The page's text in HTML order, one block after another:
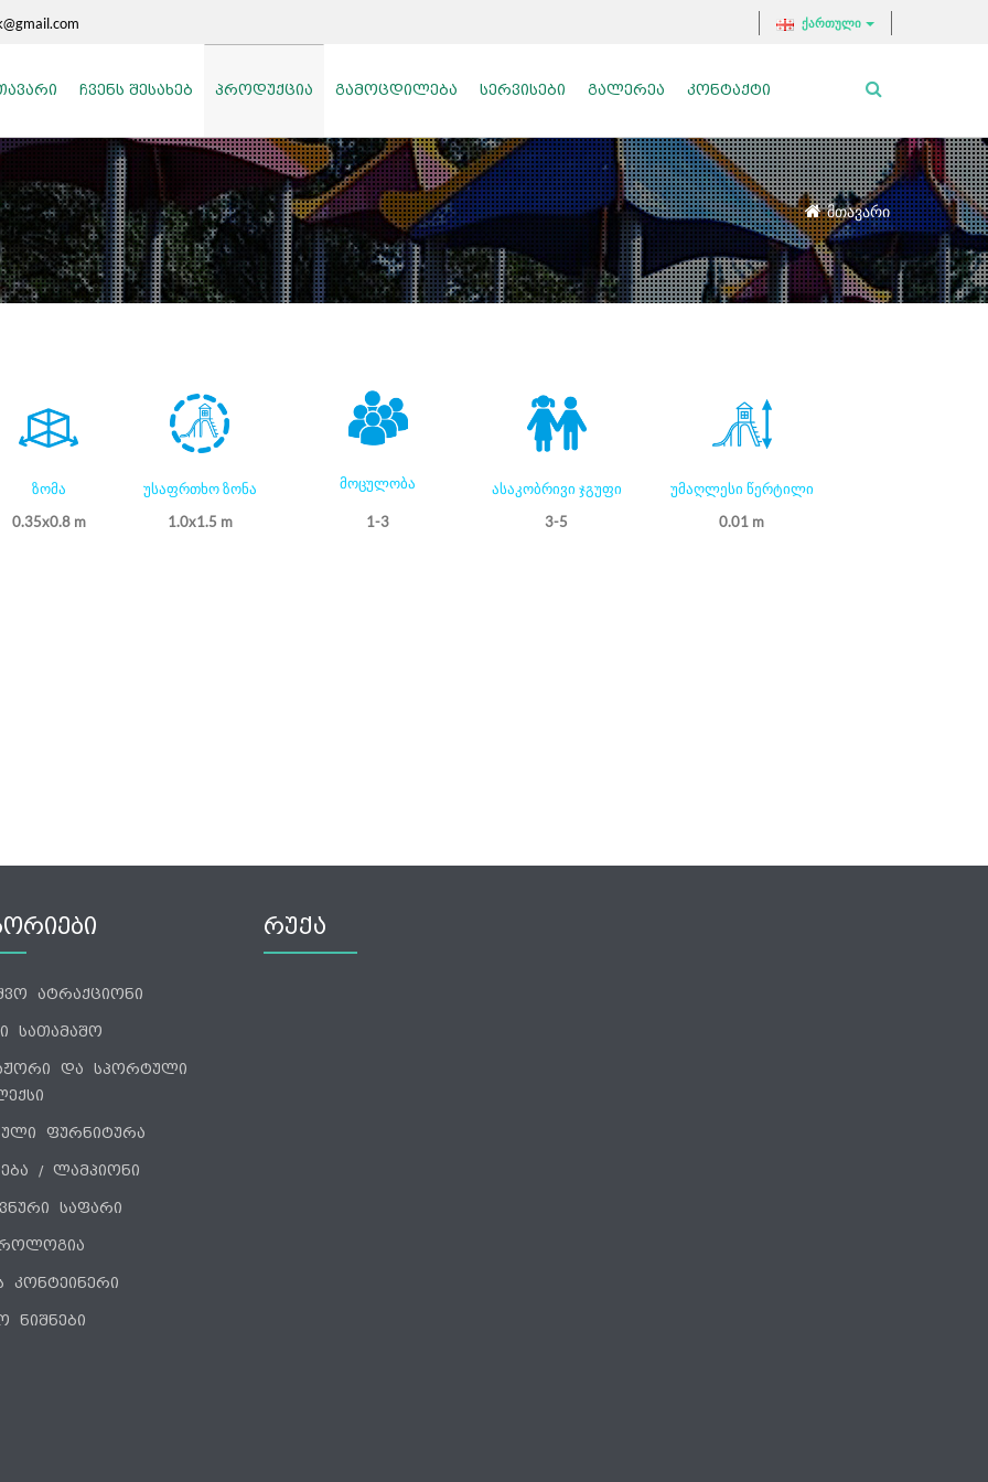
ქართული
ᲩᲕᲔᲜᲡ ᲨᲔᲡᲐᲮᲔᲑ ᲞᲠᲝᲓᲣᲥᲪᲘᲐ ᲒᲐᲛᲝᲪᲓᲘᲚᲔᲑᲐ ᲡᲔᲠᲕᲘᲡᲔᲑᲘ ᲒᲐᲚᲔᲠᲔᲐ ᲙᲝᲜᲢᲐᲥᲢᲘ
მთავარი
ზომა უსაფრთხო ზონა მოცულობა ასაკობრივი ჯგუფი
უმაღლესი წერტილი
0.35x0.8 m
1.0x1.5 m 1-3 3-5 0.01 m
ატრაქციონი
სათამაშო
და სპორტული
ფურნიტურა
/ ლამპიონი
საფარი
კონტეინერი
ნიშნები
ᲠᲣᲥᲐ